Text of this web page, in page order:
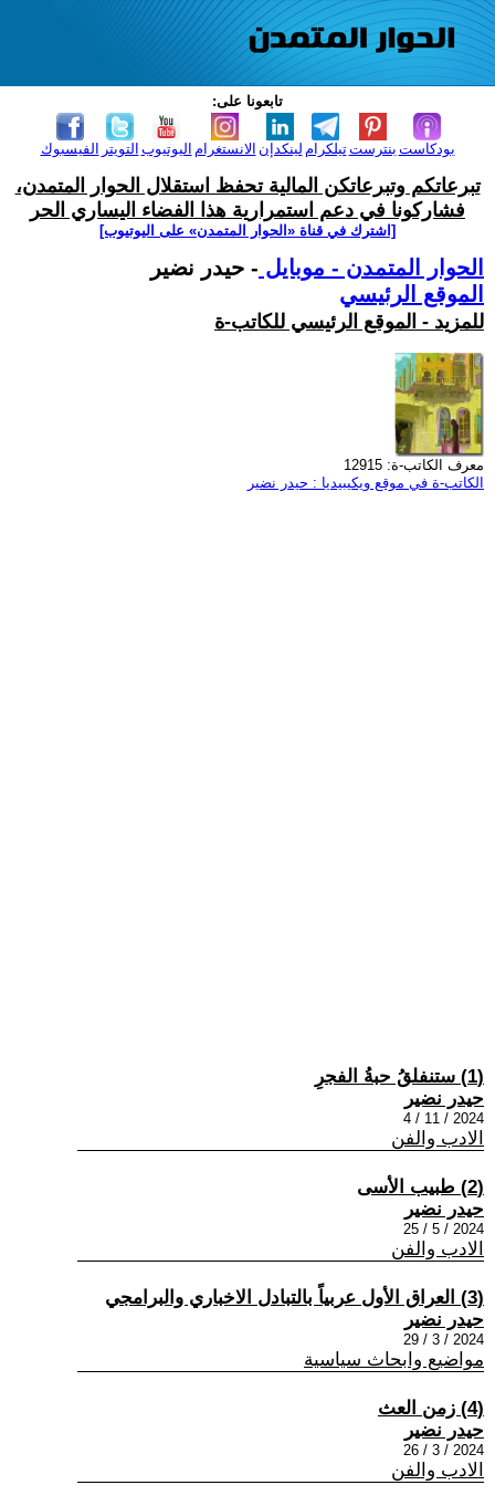
تابعونا على:
الفيسبوك التويتر اليوتيوب الانستغرام لينكدإن تيلكرامبنترست بودكاست
تبرعاتكم وتبرعاتكن المالية تحفظ استقلال الحوار المتمدن،
فشاركونا في دعم استمرارية هذا الفضاء اليساري الحر
[اشترك في قناة ‫«الحوار المتمدن» على اليوتيوب]
الحوار المتمدن - موبايل - حيدر نضير
الموقع الرئيسي
للمزيد - الموقع الرئيسي للكاتب-ة
معرف الكاتب-ة: 12915
الكاتب-ة في موقع ويكيبيديا : حيدر نضير
(1) ستنفلقُ حبةُ الفجرِ
حيدر نضير
2024 / 11 / 4
الادب والفن
(2) طبيب الأسى
حيدر نضير
2024 / 5 / 25
الادب والفن
(3) العراق الأول عربياً بالتبادل الاخباري والبرامجي
حيدر نضير
2024 / 3 / 29
مواضيع وابحاث سياسية
(4) زمن العث
حيدر نضير
2024 / 3 / 26
الادب والفن